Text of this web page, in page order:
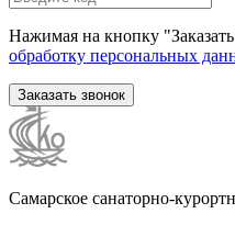
Нажимая на кнопку
обработку персональных
Заказать звонок
Самарское санаторно-